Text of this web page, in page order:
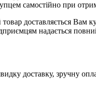
самостійно при
доставляється Вам
надається
доставку, зручну